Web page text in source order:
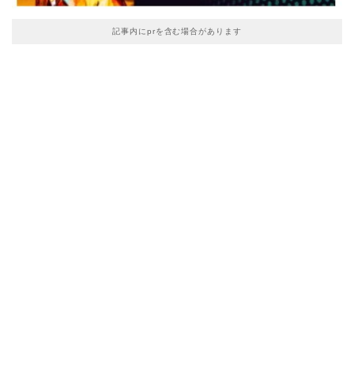
記事内にprを含む場合があります